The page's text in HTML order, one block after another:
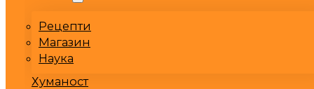
Рецепти
Магазин
Наука
Хуманост